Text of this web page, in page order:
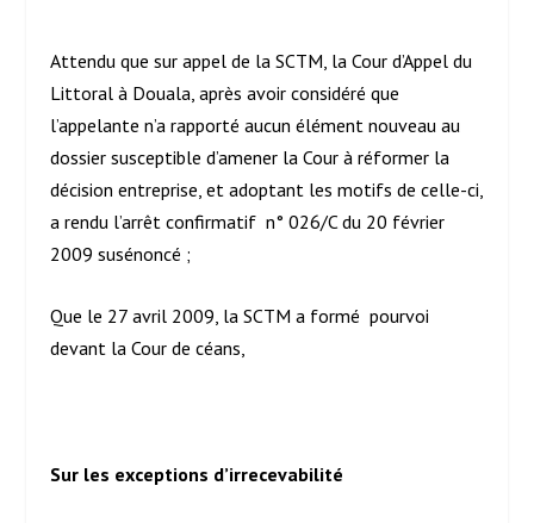
Attendu que sur appel de la SCTM, la Cour d’Appel du
Littoral à Douala, après avoir considéré que
l’appelante n’a rapporté aucun élément nouveau au
dossier susceptible d’amener la Cour à réformer la
décision entreprise, et adoptant les motifs de celle-ci,
a rendu l’arrêt confirmatif n° 026/C du 20 février
2009 susénoncé ;
Que le 27 avril 2009, la SCTM a formé pourvoi
devant la Cour de céans,
Sur les exceptions d’irrecevabilité